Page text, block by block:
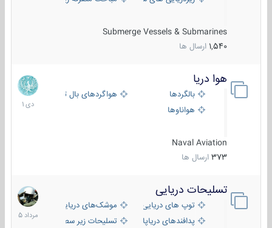
Submerge Vessels & Submarines
1,540 ارسال ها
هوا دریا
بالگردها
هواگردهای بال ثابت
هواناوها
Naval Aviation
373 ارسال ها
12
دی
1401
تسلیحات دریایی
توپ های دریایی
موشک‌های دریایی
پدافندهای دریاپایه
تسلیحات زیر سطحی
2
مرداد
1405